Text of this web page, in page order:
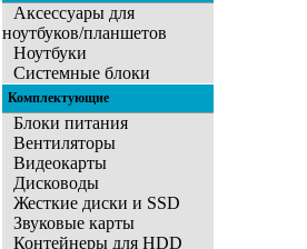
Аксессуары для
ноутбуков/планшетов
Ноутбуки
Системные блоки
Комплектующие
Блоки питания
Вентиляторы
Видеокарты
Дисководы
Жесткие диски и SSD
Звуковые карты
Контейнеры для HDD